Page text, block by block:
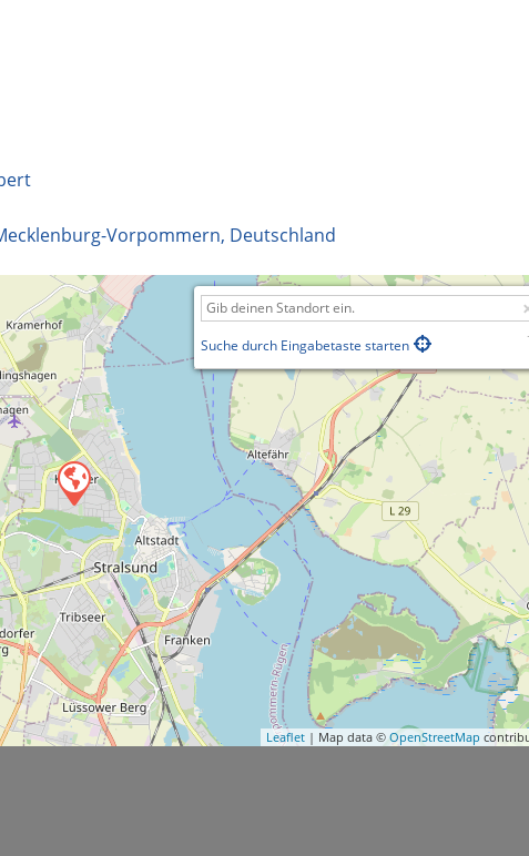
Vorpommern, Deutschland
Suche durch Eingabetaste starten
Leaflet | Map data © OpenStreetMap